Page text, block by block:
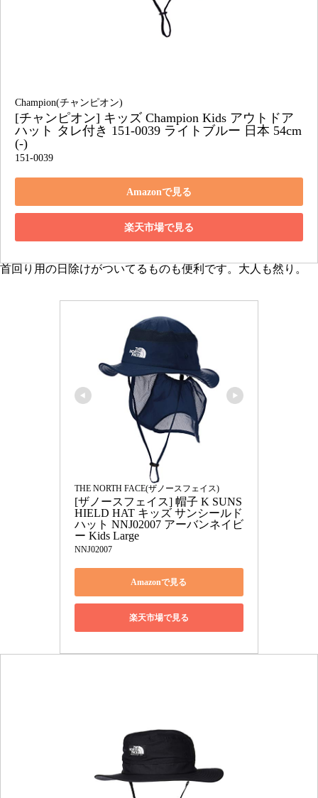
Champion(チャンピオン)
[チャンピオン] キッズ Champion Kids アウトドア
ハット タレ付き 151-0039 ライトブルー 日本 54cm
(-)
151-0039
Amazonで見る
楽天市場で見る
首回り用の日除けがついてるものも便利です。大人も然り。
THE NORTH FACE(ザノースフェイス)
[ザノースフェイス] 帽子 K SUNS
HIELD HAT キッズ サンシールド
ハット NNJ02007 アーバンネイビ
ー Kids Large
NNJ02007
Amazonで見る
楽天市場で見る